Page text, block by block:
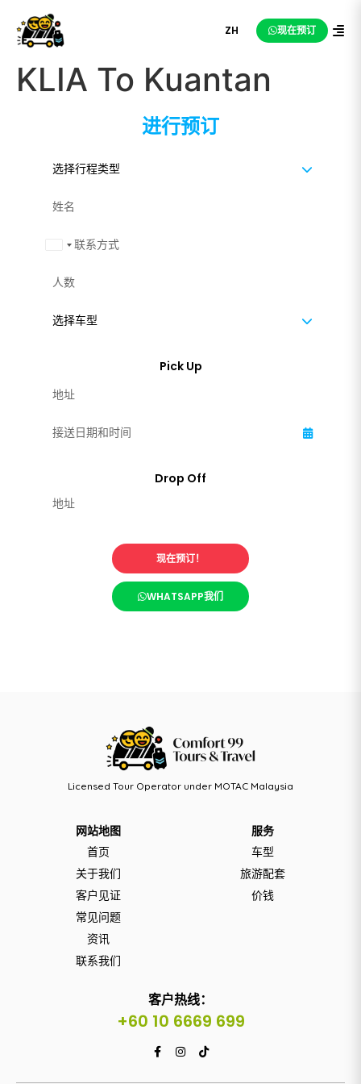
ZH 现在预订
KLIA To Kuantan
进行预订
Malaysia +60
现在预订！
WHATSAPP我们
Licensed Tour Operator under MOTAC Malaysia
网站地图
首页
关于我们
客户见证
常见问题
资讯
联系我们
服务
车型
旅游配套
价钱
客户热线：
+60 10 6669 699